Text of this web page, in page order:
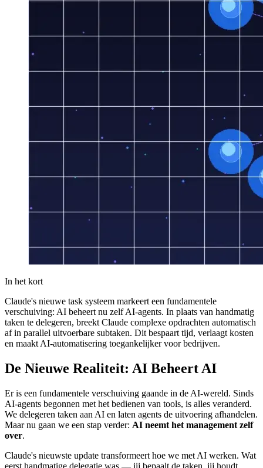
In het kort
Claude's nieuwe task systeem markeert een fundamentele
verschuiving: AI beheert nu zelf AI-agents. In plaats van handmatig
taken te delegeren, breekt Claude complexe opdrachten automatisch
af in parallel uitvoerbare subtaken. Dit bespaart tijd, verlaagt kosten
en maakt AI-automatisering toegankelijker voor bedrijven.
De Nieuwe Realiteit: AI Beheert AI
Er is een fundamentele verschuiving gaande in de AI-wereld. Sinds
AI-agents begonnen met het bedienen van tools, is alles veranderd.
We delegeren taken aan AI en laten agents de uitvoering afhandelen.
Maar nu gaan we een stap verder: AI neemt het management zelf
over.
Claude's nieuwste update transformeert hoe we met AI werken. Wat
eerst handmatige delegatie was — jij bepaalt de taken, jij houdt